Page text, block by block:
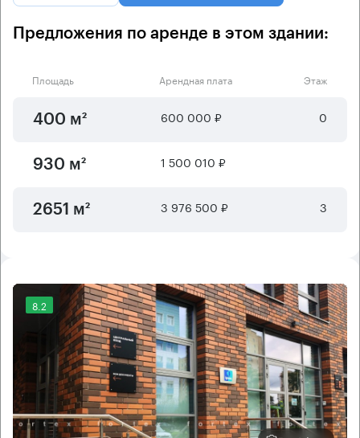
Предложения по аренде в этом здании:
Площадь Арендная плата Этаж
400 м² 600 000 ₽ 0
930 м² 1 500 010 ₽
2651 м² 3 976 500 ₽ 3
8.2